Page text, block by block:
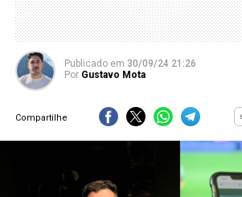
Publicado em 30/09/24 21:26
Por Gustavo Mota
Compartilhe